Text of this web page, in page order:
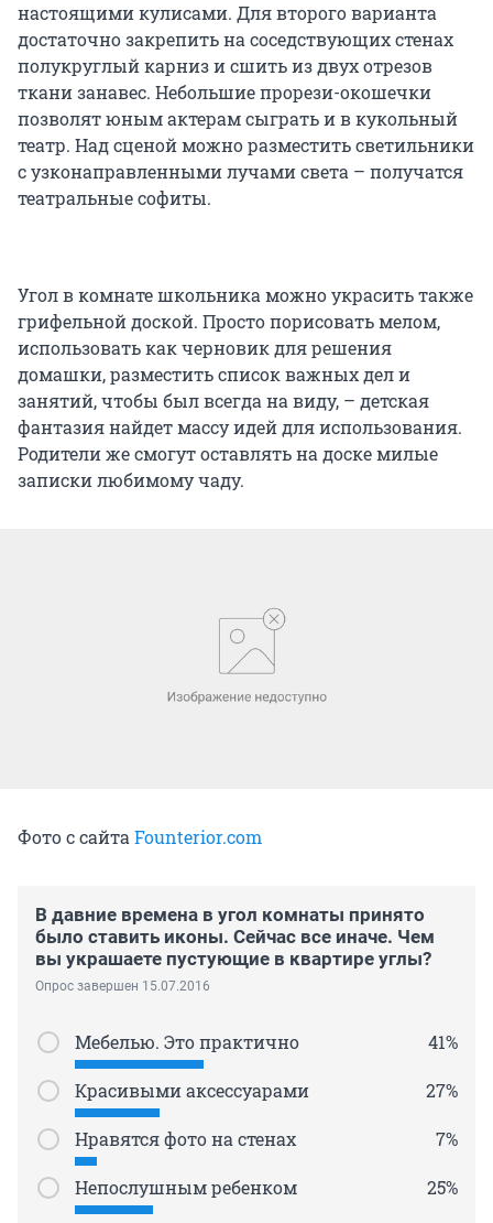
настоящими кулисами. Для второго варианта
достаточно закрепить на соседствующих стенах
полукруглый карниз и сшить из двух отрезов
ткани занавес. Небольшие прорези-окошечки
позволят юным актерам сыграть и в кукольный
театр. Над сценой можно разместить светильники
с узконаправленными лучами света – получатся
театральные софиты.
Угол в комнате школьника можно украсить также
грифельной доской. Просто порисовать мелом,
использовать как черновик для решения
домашки, разместить список важных дел и
занятий, чтобы был всегда на виду, – детская
фантазия найдет массу идей для использования.
Родители же смогут оставлять на доске милые
записки любимому чаду.
Фото с сайта Founterior.com
В давние времена в угол комнаты принято
было ставить иконы. Сейчас все иначе. Чем
вы украшаете пустующие в квартире углы?
Опрос завершен 15.07.2016
Мебелью. Это практично 41%
Красивыми аксессуарами 27%
Нравятся фото на стенах 7%
Непослушным ребенком 25%